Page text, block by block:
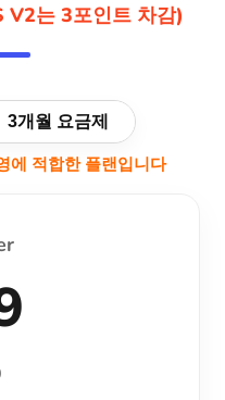
V2는 3포인트 차감)
3개월 요금제
에 적합한 플랜입니다